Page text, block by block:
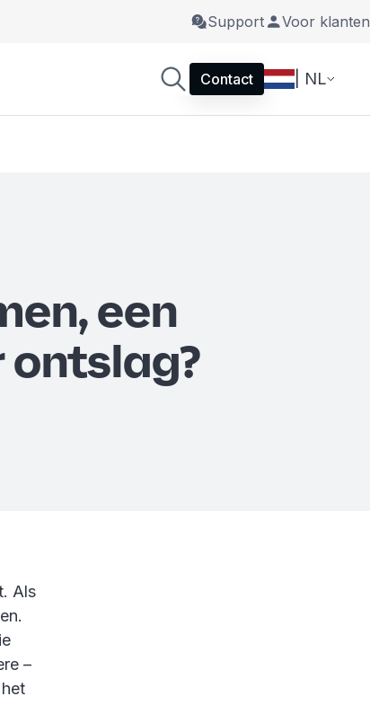
Support Voor klanten
Contact | NL
een
ontslag?
Als
–